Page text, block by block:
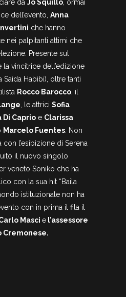
da Jo Squillo , ormai
dell’evento, Anna
che hanno
nei palpitanti attimi che
Presente sul
vincitrice dell’edizione
Saida Habibi), oltre tanti
Rocco Barocco , il
, le attrici Sofia
Di Caprio e Clarissa
Marcelo Fuentes . Non
l’esibizione di Serena
il nuovo singolo
veneto Soniko che ha
con la sua hit “Baila
istituzionale non ha
con in prima il fila il
Masci e l’assessore
Cremonese.